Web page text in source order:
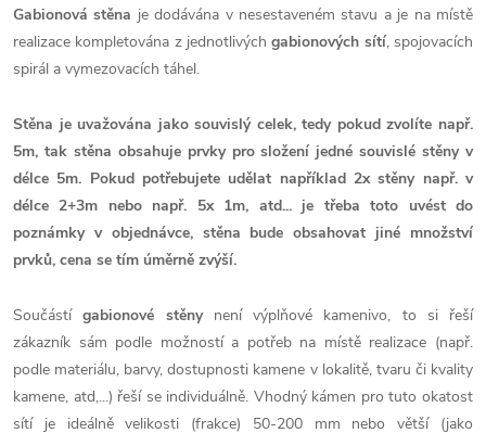
Gabionová stěna je dodávána v nesestaveném stavu a je na místě
realizace kompletována z jednotlivýchgabionových sítí, spojovacích
spirál a vymezovacích táhel.
Stěna je uvažována jako souvislý celek, tedy pokud zvolíte např.
5m, tak stěna obsahuje prvky pro složení jedné souvislé stěny v
délce 5m. Pokud potřebujete udělat například 2x stěny např. v
délce 2+3m nebo např. 5x 1m, atd... je třeba toto uvést do
poznámky v objednávce, stěna bude obsahovat jiné množství
prvků, cena se tím úměrně zvýší.
Součástígabionové stěnynení výplňové kamenivo, to si řeší
zákazník sám podle možností a potřeb na místě realizace (např.
podle materiálu, barvy, dostupnosti kamene v lokalitě, tvaru či kvality
kamene, atd,...) řeší se individuálně. Vhodný kámen pro tuto okatost
sítí je ideálně velikosti (frakce) 50-200 mm nebo větší (jako